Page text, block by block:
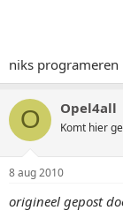
niks programeren
O Opel4all
Komt hier
8 aug 2010
origineel gepost